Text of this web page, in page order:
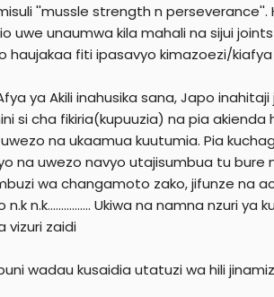
''mussle strength n
uwe unaumwa kila mahali na sijui
haujakaa fiti ipasavyo kimazoezi/kiafya
ya Akili inahusika sana, Japo
si cha fikiria(kupuuzia) na pia
na ukaamua kuutumia. Pia
na uwezo navyo utajisumbua tu bure
wa changamoto zako, jifunze na
n.k n.k................ Ukiwa na namna nzuri
vizuri zaidi
wadau kusaidia utatuzi wa hili